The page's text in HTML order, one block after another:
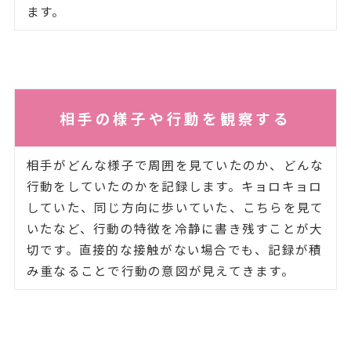
ます。
相手の様子や行動を観察する
相手がどんな様子で周囲を見ていたのか、どんな
行動をしていたのかを記録します。キョロキョロ
していた、同じ方向に歩いていた、こちらを見て
いたなど、行動の特徴を冷静に書き残すことが大
切です。直接的な接触がない場合でも、記録が積
み重なることで行動の意図が見えてきます。